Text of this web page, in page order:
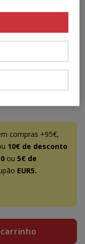
compras +95€,
10€ de desconto
ou 5€ de
EUR5.